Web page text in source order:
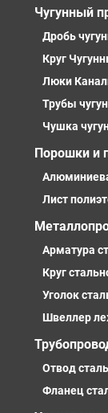
Чугунный
Дробь
Круг
Люки
Трубы
Чушка
Порошки и
Лист
Арматура
Круг
Уголок
Швеллер
Отвод
Фланец